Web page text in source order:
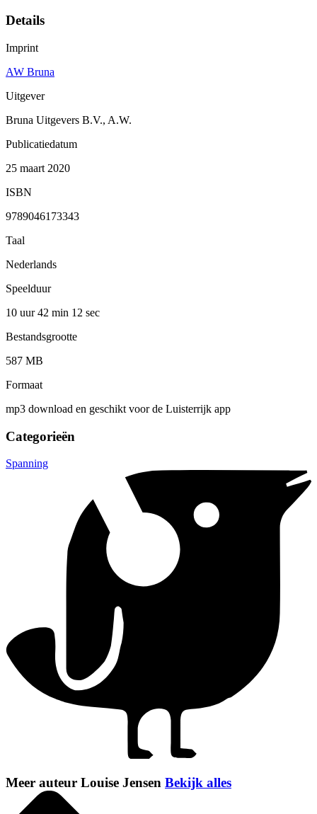
Details
Imprint
AW Bruna
Uitgever
Bruna Uitgevers B.V., A.W.
Publicatiedatum
25 maart 2020
ISBN
9789046173343
Taal
Nederlands
Speelduur
10 uur 42 min 12 sec
Bestandsgrootte
587 MB
Formaat
mp3 download en geschikt voor de Luisterrijk app
Categorieën
Spanning
Meer auteur Louise Jensen Bekijk alles